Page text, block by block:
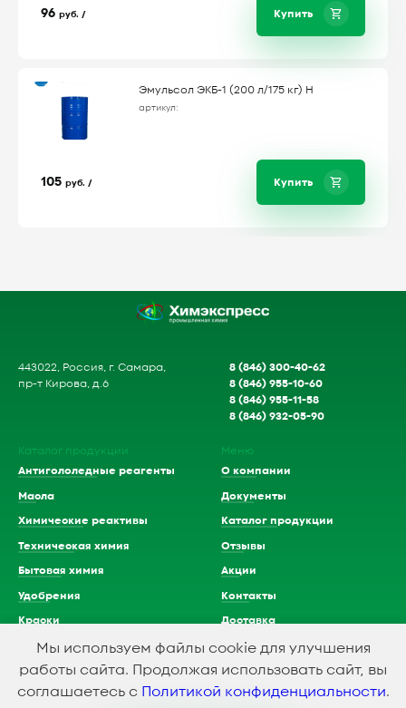
96 руб. / Купить
Эмульсол ЭКБ-1 (200 л/175 кг) Н
артикул:
105 руб. / Купить
443022, Россия, г. Самара,
пр-т Кирова, д.6
8 (846) 300-40-62
8 (846) 955-10-60
8 (846) 955-11-58
8 (846) 932-05-90
Каталог продукции
Антигололедные реагенты
Масла
Химические реактивы
Техническая химия
Бытовая химия
Удобрения
Краски
Растворители
Кислоты
Меню
О компании
Документы
Каталог продукции
Отзывы
Акции
Контакты
Доставка
Мы используем файлы cookie для улучшения
работы сайта. Продолжая использовать сайт, вы
соглашаетесь с Политикой конфиденциальности.